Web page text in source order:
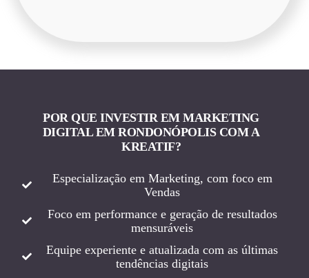
POR QUE INVESTIR EM MARKETING
DIGITAL EM RONDONÓPOLIS COM A
KREATIF?
Especialização em Marketing, com foco em
Vendas
Foco em performance e geração de resultados
mensuráveis
Equipe experiente e atualizada com as últimas
tendências digitais